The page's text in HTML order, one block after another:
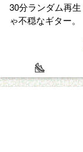
30分ランダム再生
ゃ不穏なギター。